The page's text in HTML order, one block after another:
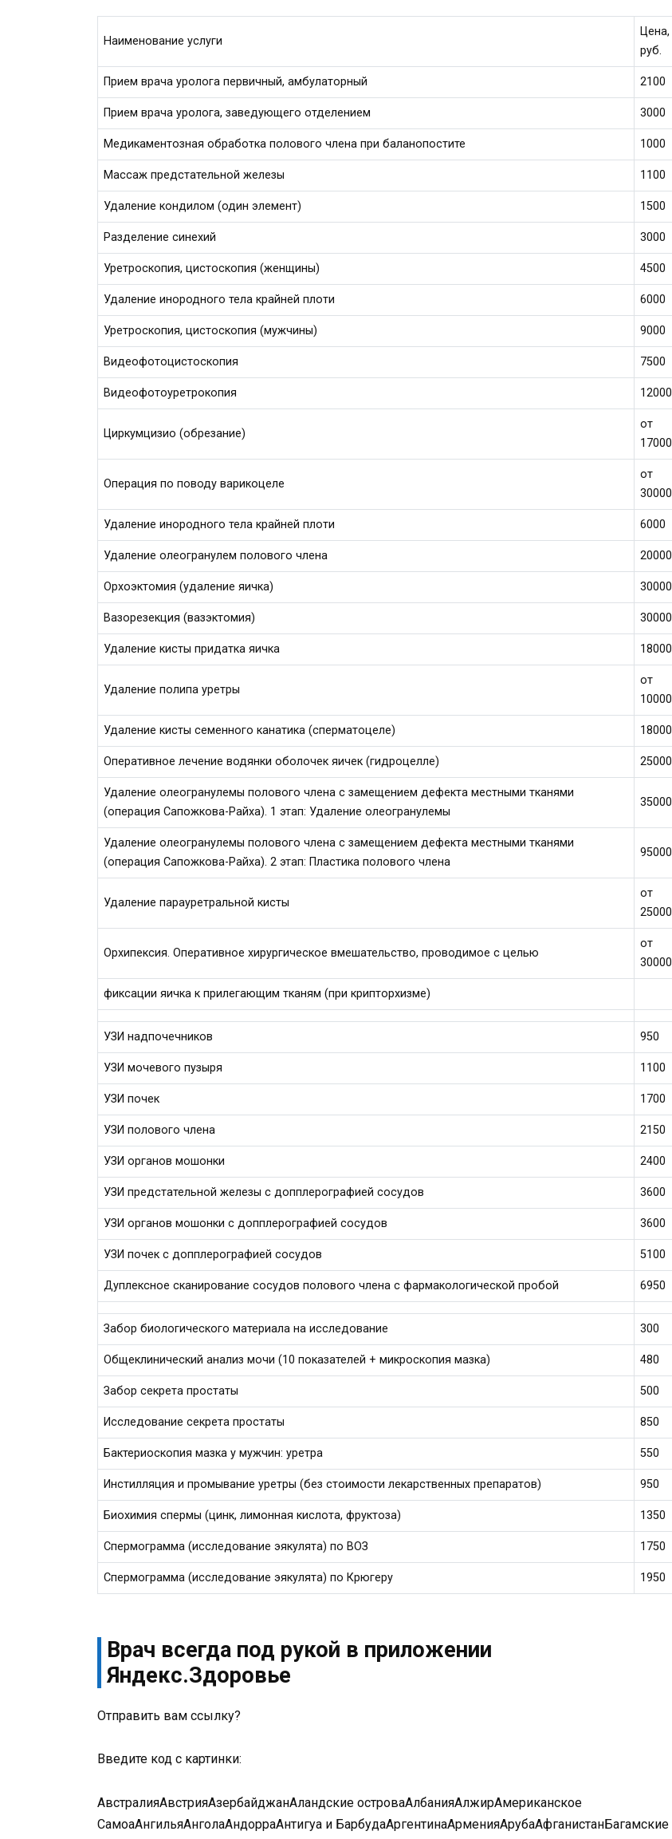
Наименование услуги
Цена,
руб.
Прием врача уролога первичный, амбулаторный 2100
Прием врача уролога, заведующего отделением 3000
Медикаментозная обработка полового члена при баланопостите 1000
Массаж предстательной железы 1100
Удаление кондилом (один элемент) 1500
Разделение синехий 3000
Уретроскопия, цистоскопия (женщины) 4500
Удаление инородного тела крайней плоти 6000
Уретроскопия, цистоскопия (мужчины) 9000
Видеофотоцистоскопия 7500
Видеофотоуретрокопия 12000
Циркумцизио (обрезание)
от
17000
Операция по поводу варикоцеле
от
30000
Удаление инородного тела крайней плоти 6000
Удаление олеогранулем полового члена 20000
Орхоэктомия (удаление яичка) 30000
Вазорезекция (вазэктомия) 30000
Удаление кисты придатка яичка 18000
Удаление полипа уретры
от
10000
Удаление кисты семенного канатика (сперматоцеле) 18000
Оперативное лечение водянки оболочек яичек (гидроцелле) 25000
Удаление олеогранулемы полового члена с замещением дефекта местными тканями
(операция Сапожкова-Райха). 1 этап: Удаление олеогранулемы
35000
Удаление олеогранулемы полового члена с замещением дефекта местными тканями
(операция Сапожкова-Райха). 2 этап: Пластика полового члена
95000
Удаление парауретральной кисты
от
25000
Орхипексия. Оперативное хирургическое вмешательство, проводимое с целью
от
30000
фиксации яичка к прилегающим тканям (при крипторхизме)
УЗИ надпочечников 950
УЗИ мочевого пузыря 1100
УЗИ почек 1700
УЗИ полового члена 2150
УЗИ органов мошонки 2400
УЗИ предстательной железы с допплерографией сосудов 3600
УЗИ органов мошонки с допплерографией сосудов 3600
УЗИ почек с допплерографией сосудов 5100
Дуплексное сканирование сосудов полового члена с фармакологической пробой 6950
Забор биологического материала на исследование 300
Общеклинический анализ мочи (10 показателей + микроскопия мазка) 480
Забор секрета простаты 500
Исследование секрета простаты 850
Бактериоскопия мазка у мужчин: уретра 550
Инстилляция и промывание уретры (без стоимости лекарственных препаратов) 950
Биохимия спермы (цинк, лимонная кислота, фруктоза) 1350
Спермограмма (исследование эякулята) по ВОЗ 1750
Спермограмма (исследование эякулята) по Крюгеру 1950
Врач всегда под рукой в приложении
Яндекс.Здоровье
Отправить вам ссылку?
Введите код с картинки:
АвстралияАвстрияАзербайджанАландские островаАлбанияАлжирАмериканское
СамоаАнгильяАнголаАндорраАнтигуа и БарбудаАргентинаАрменияАрубаАфганистанБагамские